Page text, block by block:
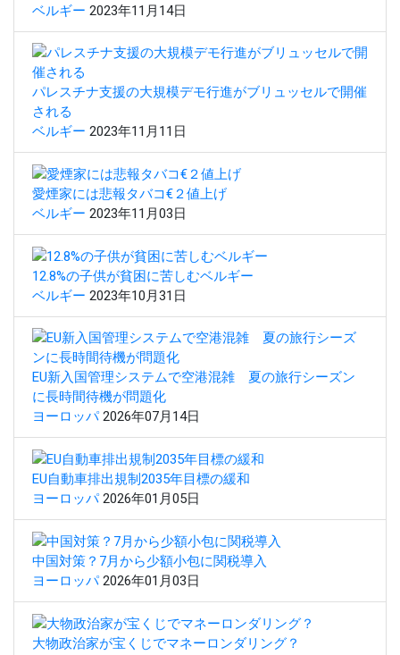
ベルギー 2023年11月14日
パレスチナ支援の大規模デモ行進がブリュッセルで開催
される
ベルギー 2023年11月11日
愛煙家には悲報タバコ€２値上げ
ベルギー 2023年11月03日
12.8%の子供が貧困に苦しむベルギー
ベルギー 2023年10月31日
EU新入国管理システムで空港混雑 夏の旅行シーズン
に長時間待機が問題化
ヨーロッパ 2026年07月14日
EU自動車排出規制2035年目標の緩和
ヨーロッパ 2026年01月05日
中国対策？7月から少額小包に関税導入
ヨーロッパ 2026年01月03日
大物政治家が宝くじでマネーロンダリング？